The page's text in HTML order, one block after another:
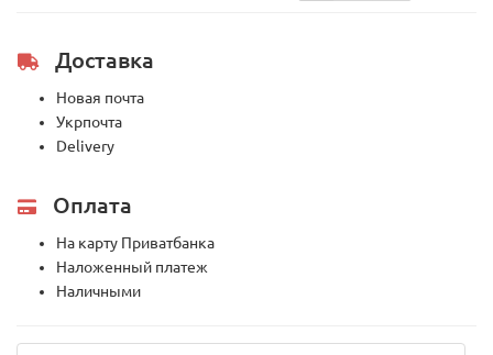
Доставка
Новая почта
Укрпочта
Delivery
Оплата
На карту Приватбанка
Наложенный платеж
Наличными